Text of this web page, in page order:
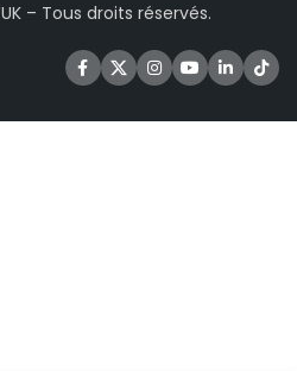
– Tous droits réservés.